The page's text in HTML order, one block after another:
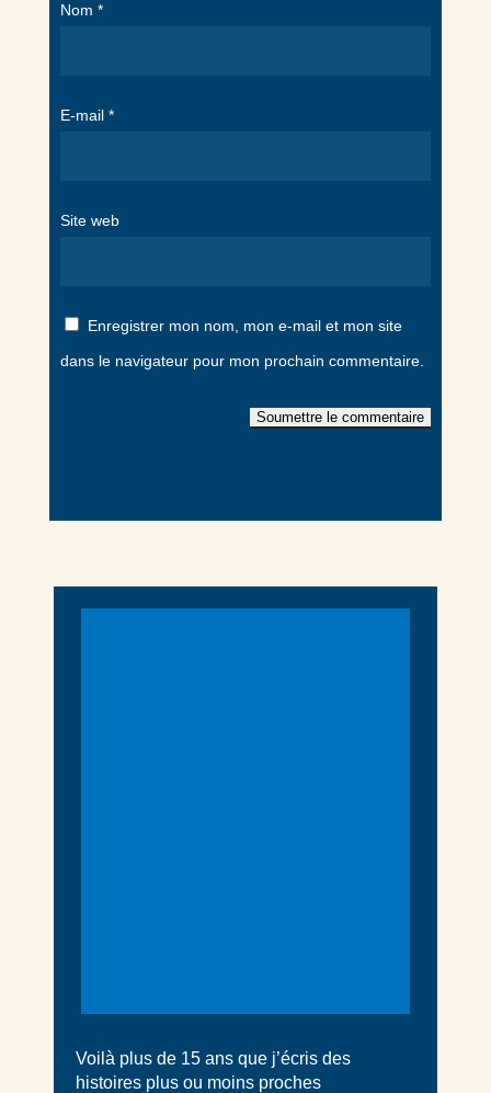
Nom *
E-mail *
Site web
Enregistrer mon nom, mon e-mail et mon site
dans le navigateur pour mon prochain commentaire.
Soumettre le commentaire
Voilà plus de 15 ans que j’écris des
histoires plus ou moins proches